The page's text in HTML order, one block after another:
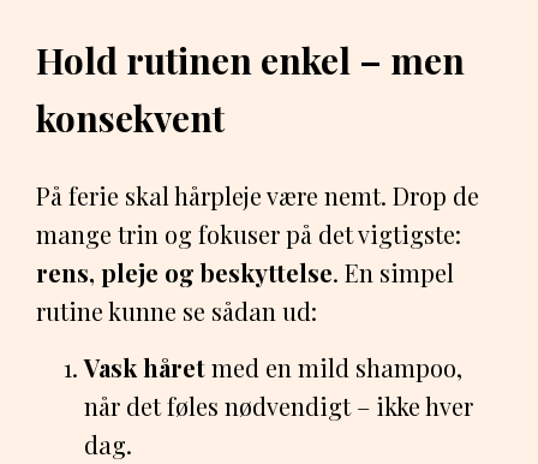
Hold rutinen enkel – men
konsekvent
På ferie skal hårpleje være nemt. Drop de
mange trin og fokuser på det vigtigste:
rens, pleje og beskyttelse. En simpel
rutine kunne se sådan ud:
Vask håretmed en mild shampoo,
når det føles nødvendigt – ikke hver
dag.